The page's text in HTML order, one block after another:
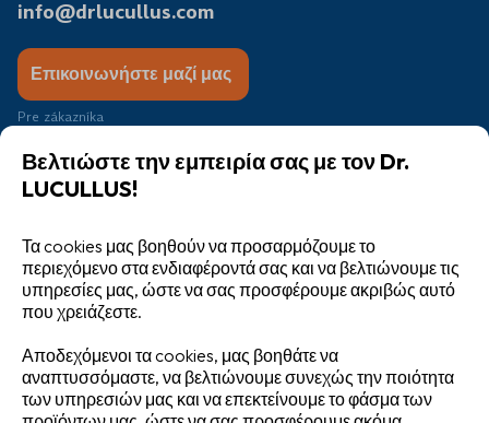
info@drlucullus.com
Επικοινωνήστε μαζί μας
Pre zákazníka
Κριτικές πελατών
Κατάλογος πωλητών
Διαγωνισμός
Blog
Χονδρική
Βελτιώστε την εμπειρία σας με τον Dr.
LUCULLUS!
Τα cookies μας βοηθούν να προσαρμόζουμε το
περιεχόμενο στα ενδιαφέροντά σας και να βελτιώνουμε τις
υπηρεσίες μας, ώστε να σας προσφέρουμε ακριβώς αυτό
που χρειάζεστε.
Αποδεχόμενοι τα cookies, μας βοηθάτε να
αναπτυσσόμαστε, να βελτιώνουμε συνεχώς την ποιότητα
των υπηρεσιών μας και να επεκτείνουμε το φάσμα των